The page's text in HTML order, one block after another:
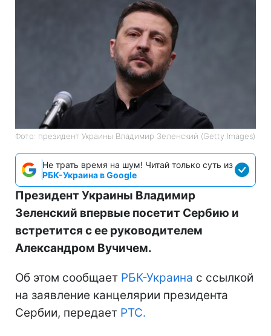
Фото: президент Украины Владимир Зеленский (Getty Images)
Не трать время на шум! Читай только суть из
РБК-Украина в Google
Президент Украины Владимир
Зеленский впервые посетит Сербию и
встретится с ее руководителем
Александром Вучичем.
Об этом сообщает РБК-Украина с ссылкой
на заявление канцелярии президента
Сербии, передает РТС.